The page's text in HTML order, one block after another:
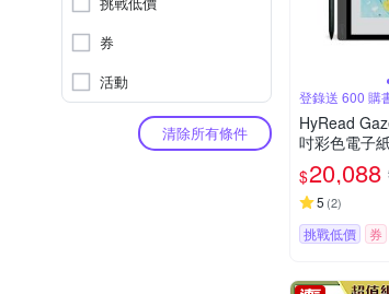
券
活動
清除所有條件
登錄送 600 購
HyRead Gaze Pro XC 10.3
吋彩色電子
$20,088
5 (2)
挑戰低價 券